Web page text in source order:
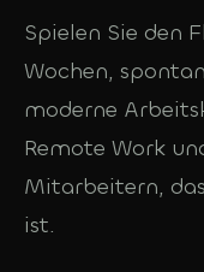
Spielen Sie den
Wochen,
moderne
Remote Work
Mitarbeitern,
ist.